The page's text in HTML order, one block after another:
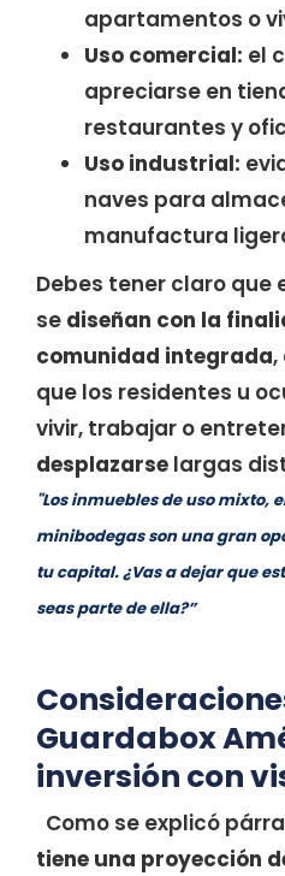
apartamentos o
Uso comercial: el
apreciarse en
restaurantes y
Uso industrial:
naves para
manufactura
Debes tener claro que
se diseñan con la
comunidad integrada,
que los residentes u
vivir, trabajar o
desplazarse largas
"Los inmuebles de uso mixto,
minibodegas son una gran
tu capital. ¿Vas a dejar que
seas parte de ella?”
Guardabox
inversión con
Como se explicó
tiene una proyección